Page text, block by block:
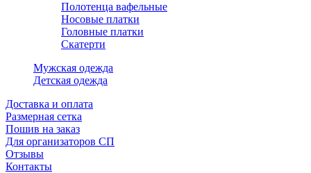
Полотенца вафельные
Носовые платки
Головные платки
Скатерти
Мужская одежда
Детская одежда
Доставка и оплата
Размерная сетка
Пошив на заказ
Для организаторов СП
Отзывы
Контакты